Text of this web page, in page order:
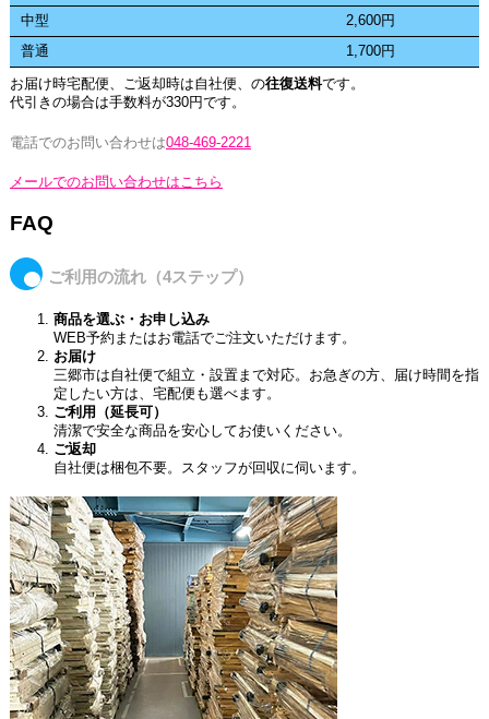
中型
2,600円
普通
1,700円
お届け時宅配便、ご返却時は自社便、の往復送料です。
代引きの場合は手数料が330円です。
電話でのお問い合わせは048-469-2221
メールでのお問い合わせはこちら
FAQ
ご利用の流れ（4ステップ）
商品を選ぶ・お申し込み
WEB予約またはお電話でご注文いただけます。
お届け
三郷市は自社便で組立・設置まで対応。お急ぎの方、届け時間を指
定したい方は、宅配便も選べます。
ご利用（延長可）
清潔で安全な商品を安心してお使いください。
ご返却
自社便は梱包不要。スタッフが回収に伺います。